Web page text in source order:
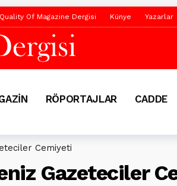
Quality Of Magazine Dergisi Künye Yazarlar
RÖPORTAJLAR CADDE
Cemiyeti
Gazeteciler